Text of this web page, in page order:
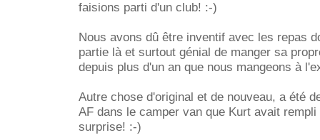
faisions parti d'un club! :-)
Nous avons dû être inventif avec les repas
partie là et surtout génial de manger sa
depuis plus d'un an que nous mangeons à
Autre chose d'original et de nouveau, a été
AF dans le camper van que Kurt avait
surprise! :-)